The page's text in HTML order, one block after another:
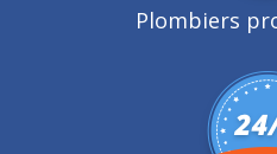
Plombiers